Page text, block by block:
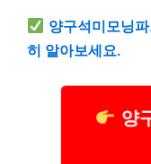
양구석미모닝
히 알아보세요.
양